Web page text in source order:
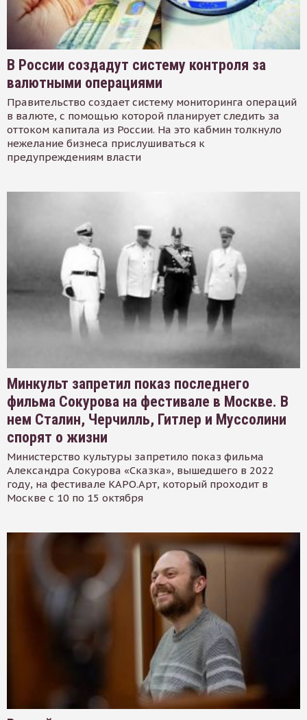
В России создадут систему контроля за
валютными операциями
Правительство создает систему мониторинга операций
в валюте, с помощью которой планирует следить за
оттоком капитала из России. На это кабмин толкнуло
нежелание бизнеса прислушиваться к
предупреждениям власти
Минкульт запретил показ последнего
фильма Сокурова на фестивале в Москве. В
нем Сталин, Черчилль, Гитлер и Муссолини
спорят о жизни
Министерство культуры запретило показ фильма
Александра Сокурова «Сказка», вышедшего в 2022
году, на фестивале КАРО.Арт, который проходит в
Москве с 10 по 15 октября